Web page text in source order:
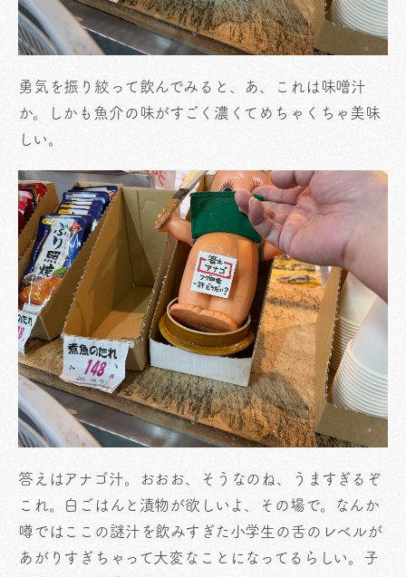
勇気を振り絞って飲んでみると、あ、これは味噌汁
か。しかも魚介の味がすごく濃くてめちゃくちゃ美味
しい。
答えはアナゴ汁。おおお、そうなのね、うますぎるぞ
これ。白ごはんと漬物が欲しいよ、その場で。なんか
噂ではここの謎汁を飲みすぎた小学生の舌のレベルが
あがりすぎちゃって大変なことになってるらしい。子